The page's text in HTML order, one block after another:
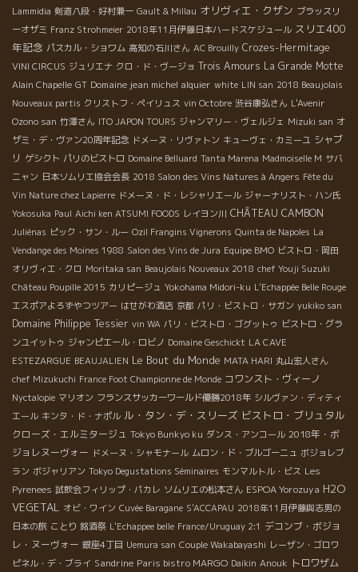
Lammidia 剣道八段・好村兼一 Gault & Millau オリヴィエ・クザン ブラッスリ
ーオザミ Franz Strohmeier 2018年11月伊藤日本ハードスケジュール スリエ400
年記念 パスカル・ショワム 高知の石川さん AC Brouilly Crozes-Hermitage
VINI CIRCUS ジュリエナ クロ・ド・ヴージョ Trois Amours La Grande Motte
Alain Chapelle GT Domaine jean michel alquier white LIN san 2018 Beaujolais
Nouveaux partis クリストフ・ペイリュス vin Octobre 渋谷康弘さん L'Avenir
Ozono san 竹澤さん ITO JAPON TOURS ジャンマリー・ヴェルジェ Mizuki san オ
ザミ・デ・ヴァン20周年記念 ドメーヌ・リヴァトン キューヴェ・カミーユ シャブ
リ ゲシクト パリのビストロ Domaine Belluard Tanta Marena Madmoiselle M サバ
ニャン 日本ソムリエ協会会長 2018 Salon des Vins Natures à Angers Fête du
Vin Nature chez Lapierre ドメーヌ・ド・レシャリエール ジャーナリスト・ハン氏
Yokosuka Paul Aichi ken ATSUMI FOODS レイヨン川 CHÂTEAU CAMBON
Juliénas ピック・サン・ルー Ozil Frangins Vignerons Quinta de Napoles La
Vendange des Moines 1988 Salon des Vins de Jura Equipe BMO ビストロ・岡田
オリヴィエ・クロ Moritaka san Beaujolais Nouveaux 2018 chef Youji Suzuki
Château Poupille 2015 カリピージュ Yokohama Midori-ku L'Echappée Belle Rouge
エスポアよろずやつツアー はせがわ酒店 京都 パリ・ビストロ・サガン yukiko san
Domaine Philippe Tessier vin WA パリ・ビストロ・ゴグットゥ ビストロ・グラ
ンユイットゥ ジャンピエール・ロビノ Domaine Geschickt LA CAVE
ESTEZARGUE BEAUJALIEN Le Bout du Monde MATA HARI 丸山宏人さん
chef Mizukuchi France Foot Championne de Monde コワンスト・ヴィーノ
Nyctalopie マリオン フランスサッカーワールド優勝2018年 シルヴァン・ディティ
エール キンタ・ド・ナポル ル・タン・デ・スリーズ ビストロ・ブリュタル
クローズ・エルミタージュ Tokyo Bunkyo ku ダンス・アンコール 2018年・ボ
ジョレヌーヴォー ドメーヌ・シャモナール ムロン・ド・ブルゴーニュ ボジョレブ
ラン ボジャリアン Tokyo Degustations Séminaires モンマルトル・ビス Les
Pyrenees 試飲会フィリップ・パカレ ソムリエの松本さん ESPOA Yorozuya H2O
VEGETAL
オビ・ワイン Cuvée Baragane S'ACCAPAU 2018年11月伊藤與志男の
日本の旅 ことり 銘酒祭 L'Echappee belle France/Uruguay 2:1 デコンブ・ボジョ
レ・ヌーヴォー 銀座4丁目 Uemura san Couple Wakabayashi レーザン・ゴロワ
ピネル・デ・ブライ Sandrine Paris bistro MARGO Daikin Anouk トロワザム